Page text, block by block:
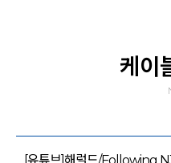
케이